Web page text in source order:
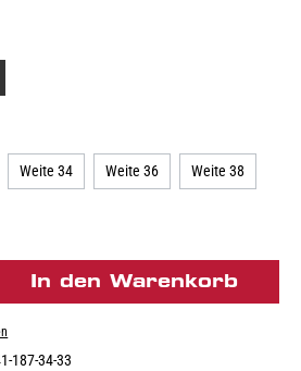
Weite 34 Weite 36 Weite 38
In den Warenkorb
187-34-33